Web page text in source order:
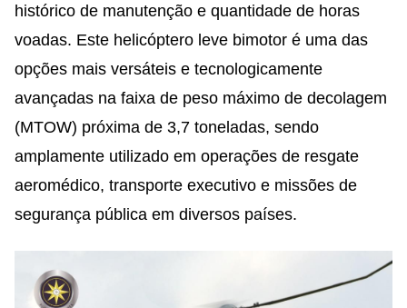
histórico de manutenção e quantidade de horas
voadas. Este helicóptero leve bimotor é uma das
opções mais versáteis e tecnologicamente
avançadas na faixa de peso máximo de decolagem
(MTOW) próxima de 3,7 toneladas, sendo
amplamente utilizado em operações de resgate
aeromédico, transporte executivo e missões de
segurança pública em diversos países.